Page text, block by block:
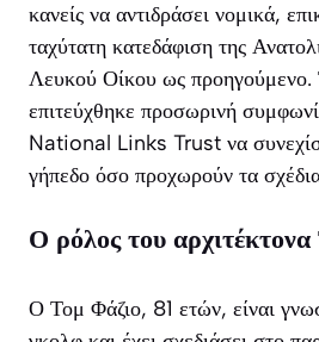
κανείς να αντιδράσει νομικά,
ταχύτατη κατεδάφιση της
Λευκού Οίκου ως
επιτεύχθηκε προσωρινή
National Links Trust να
γήπεδο όσο προχωρούν τα
Ο ρόλος του
Ο Τομ Φάζιο, 81 ετών, είναι